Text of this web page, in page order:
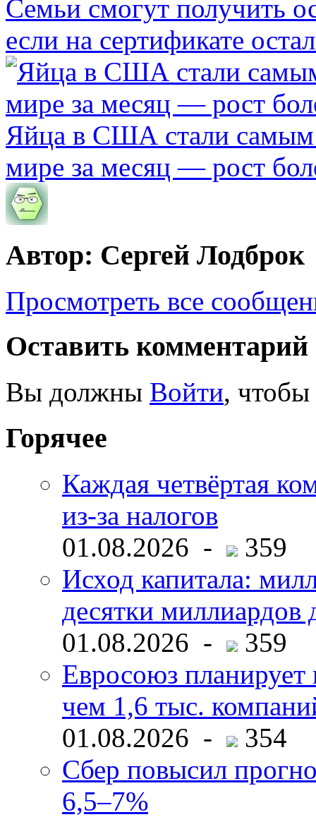
Семьи смогут получить
если на сертификате
Яйца в США стали
мире за месяц — рост
Автор: Сергей Лодброк
Просмотреть все
Оставить комментарий
Вы должны Войти, чтобы
Горячее
Каждая четвёртая
из-за налогов
01.08.2026 -
359
Исход капитала:
десятки миллиардов
01.08.2026 -
359
Евросоюз планирует
чем 1,6 тыс.
01.08.2026 -
354
Сбер повысил
6,5–7%